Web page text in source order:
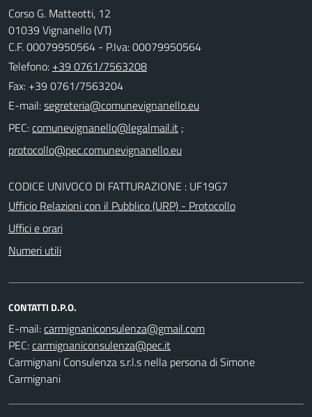
Corso G. Matteotti, 12
01039 Vignanello (VT)
C.F. 00079950564 - P.Iva: 00079950564
Telefono: +39 0761/7563208
Fax: +39 0761/7563204
E-mail:
PEC:
;
CODICE UNIVOCO DI FATTURAZIONE : UF19G7
Ufficio Relazioni con il Pubblico (URP) - Protocollo
Uffici e orari
Numeri utili
CONTATTI D.P.O.
E-mail:
PEC:
Carmignani Consulenza s.r.l.s nella persona di Simone
Carmignani